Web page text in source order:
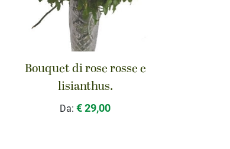
Bouquet di rose rosse e
lisianthus.
Da:€ 29,00